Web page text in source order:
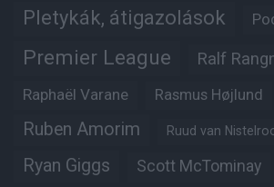
Pletykák, átigazolások
Premier League Ralf
Raphaël Varane Rasmus Højlund
Ruben Amorim Ruud van
Ryan Giggs Scott McTominay